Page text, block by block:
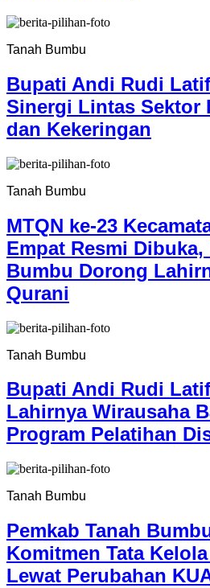
Tanah Bumbu
Bupati Andi Rudi
Sinergi Lintas Sektor
dan Kekeringan
Tanah Bumbu
MTQN ke-23
Empat Resmi
Bumbu Dorong
Qurani
Tanah Bumbu
Bupati Andi Rudi
Lahirnya Wirausaha
Program Pelatihan
Tanah Bumbu
Pemkab Tanah
Komitmen Tata
Lewat Perubahan